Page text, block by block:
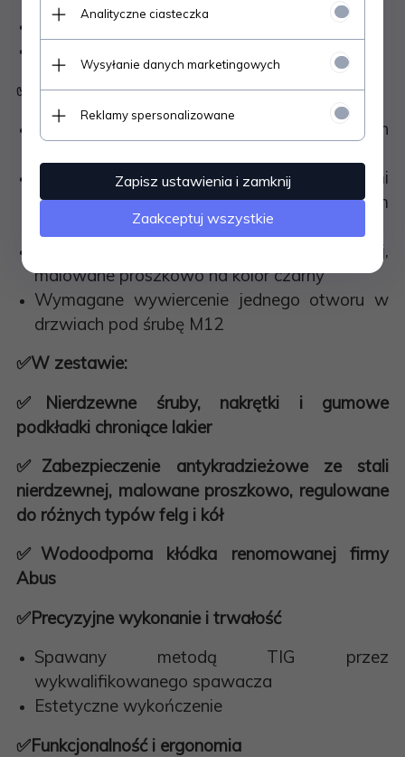
Wersja H1 – 2 szczebelki
✅
Montaż i akcesoria
Mocowanie bezpośrednio do oryginalnych
Produkt kompatybilny ze wszystkimi
rodzajami zawiasów występującymi w tym
Adaptery wykonane ze stali nierdzewnej,
malowane proszkowo na kolor czarny
Wymagane wywiercenie jednego otworu w
drzwiach pod śrubę M12
✅W zestawie:
✅ Nierdzewne śruby, nakrętki i gumowe
podkładki chroniące lakier
✅ Zabezpieczenie antykradzieżowe ze stali
nierdzewnej, malowane proszkowo, regulowane
do różnych typów felg i kół
✅ Wodoodporna kłódka renomowanej firmy
Abus
✅Precyzyjne wykonanie i trwałość
Spawany metodą TIG przez
wykwalifikowanego spawacza
Estetyczne wykończenie
✅Funkcjonalność i ergonomia
Analityczne ciasteczka
Wysyłanie danych marketingowych
Reklamy spersonalizowane
Zapisz ustawienia i zamknij
Zaakceptuj wszystkie